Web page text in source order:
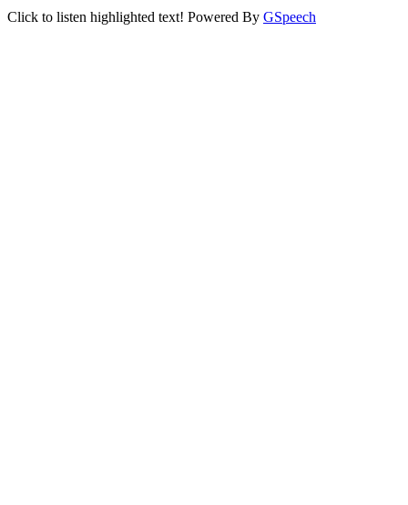
Click to listen highlighted text! Powered By GSpeech